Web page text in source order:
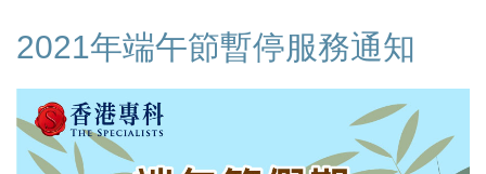
2021年端午節暫停服務通知